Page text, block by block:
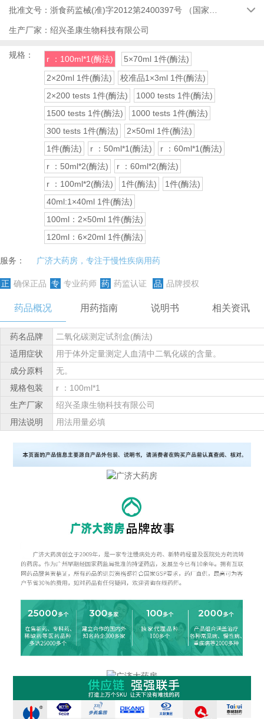
批准文号： 浙食药监械(准)字2012第2400397号 （国家药品监督管理局） 
生产厂家： 绍兴圣康生物科技有限公司
规格： r ：100ml*1(酶法)
5×70ml 1件(酶法)
2×20ml 1件(酶法)
校准品1×3ml 1件(酶法)
2×200 tests 1件(酶法)
1000 tests 1件(酶法)
1500 tests 1件(酶法)
1000 tests 1件(酶法)
300 tests 1件(酶法)
2×50ml 1件(酶法)
1件(酶法)
r ：50ml*1(酶法)
r ：60ml*1(酶法)
r ：50ml*2(酶法)
r ：60ml*2(酶法)
r ：100ml*2(酶法)
1件(酶法)
1件(酶法)
40ml:1×40ml 1件(酶法)
100ml：2×50ml 1件(酶法)
120ml：6×20ml 1件(酶法)
服务： 广济大药房，专注于慢性疾病用药
正 确保正品 专 专业药师 药 药监认证 品 品牌授权
药品概况 用药指南 说明书 相关资讯
药名品牌
二氧化碳测定试剂盒(酶法)
适用症状
用于体外定量测定人血清中二氧化碳的含量。
成分原料
无。
规格包装
r ：100ml*1
生产厂家
绍兴圣康生物科技有限公司
用法说明
用法用量必填